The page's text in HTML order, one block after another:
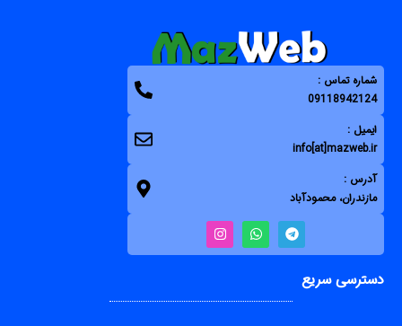
شماره تماس :
09118942124
ایمیل :
info[at]mazweb.ir
آدرس :
مازندران، محمودآباد
دسترسی سریع